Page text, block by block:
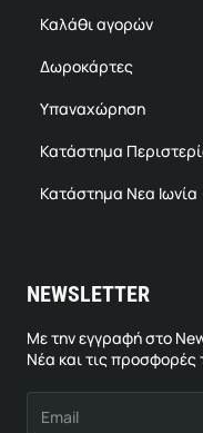
Καλάθι αγορών
Δωροκάρτες
Υπαναχώρηση
Κατάστημα
Κατάστημα Νεα Ιωνία
NEWSLETTER
Με την εγγραφή στο
Νέα και τις προσφορές